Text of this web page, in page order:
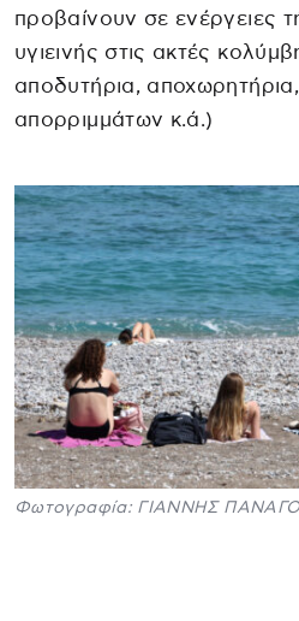
προβαίνουν σε ενέργειες
υγιεινής στις ακτές
αποδυτήρια, αποχωρητήρια,
απορριμμάτων κ.ά.)
Φωτογραφία: ΓΙΑΝΝΗΣ